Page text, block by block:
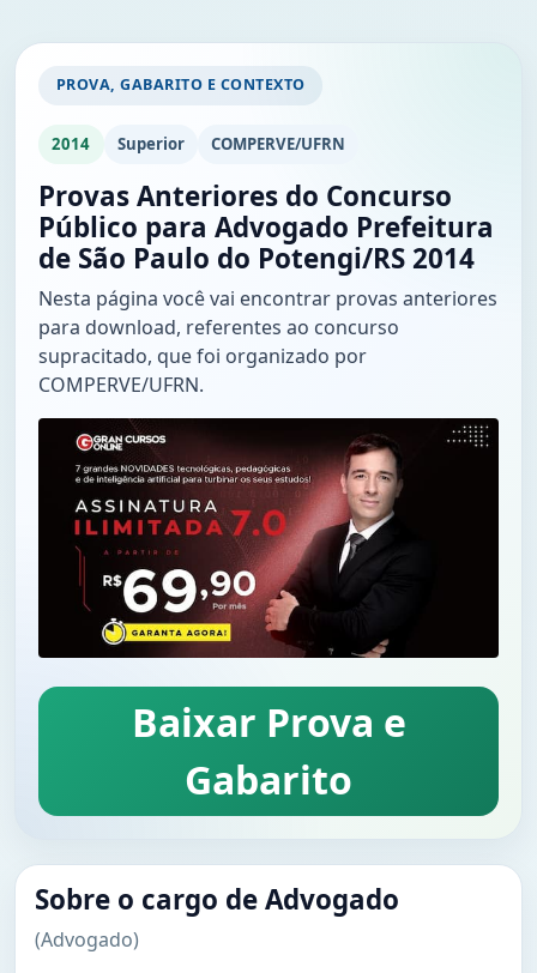
PROVA, GABARITO E CONTEXTO
2014 Superior COMPERVE/UFRN
Provas Anteriores do Concurso
Público para Advogado Prefeitura
de São Paulo do Potengi/RS 2014
Nesta página você vai encontrar provas anteriores
para download, referentes ao concurso
supracitado, que foi organizado por
COMPERVE/UFRN.
Baixar Prova e
Gabarito
Sobre o cargo de Advogado
(Advogado)